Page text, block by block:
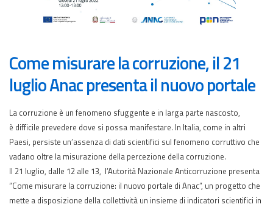
Come misurare la corruzione, il 21
luglio Anac presenta il nuovo portale
La corruzione è un fenomeno sfuggente e in larga parte nascosto,
è difficile prevedere dove si possa manifestare. In Italia, come in altri
Paesi, persiste un’assenza di dati scientifici sul fenomeno corruttivo che
vadano oltre la misurazione della percezione della corruzione.
Il 21 luglio, dalle 12 alle 13, l’Autorità Nazionale Anticorruzione presenta
“Come misurare la corruzione: il nuovo portale di Anac”, un progetto che
mette a disposizione della collettività un insieme di indicatori scientifici in